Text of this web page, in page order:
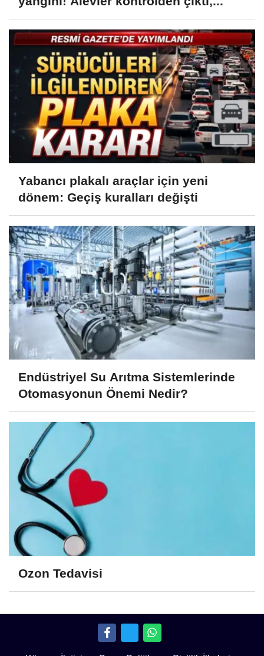
Yabancı plakalı araçlar için yeni
dönem: Geçiş kuralları değişti
Endüstriyel Su Arıtma Sistemlerinde
Otomasyonun Önemi Nedir?
Ozon Tedavisi